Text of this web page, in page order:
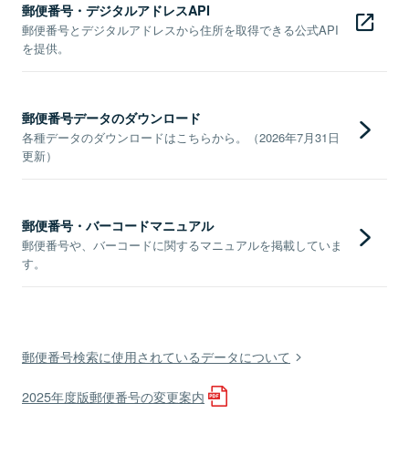
郵便番号・デジタルアドレスAPI
郵便番号とデジタルアドレスから住所を取得できる公式API
を提供。
郵便番号データのダウンロード
各種データのダウンロードはこちらから。（2026年7月31日
更新）
郵便番号・バーコードマニュアル
郵便番号や、バーコードに関するマニュアルを掲載していま
す。
郵便番号検索に使用されているデータについて
2025年度版郵便番号の変更案内